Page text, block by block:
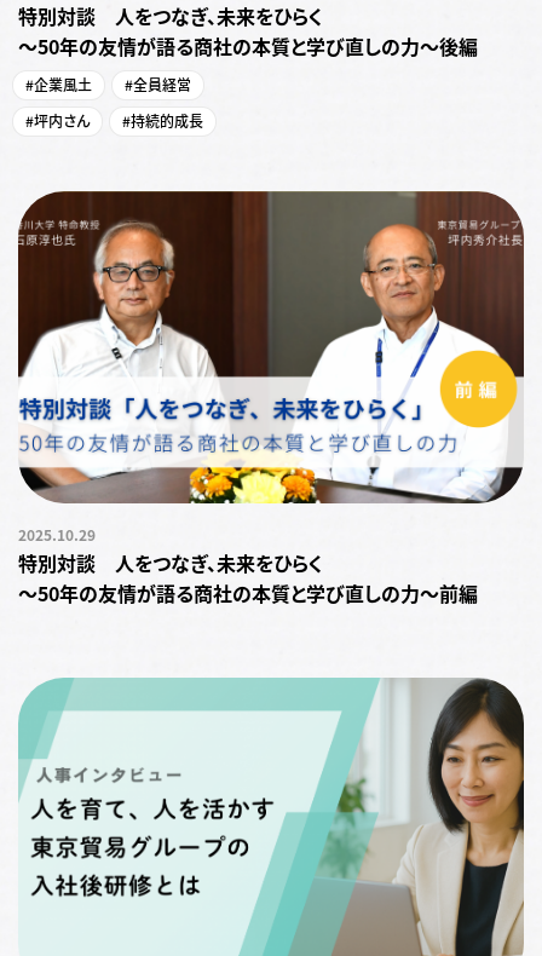
特別対談 人をつなぎ、未来をひらく
～50年の友情が語る商社の本質と学び直しの力〜後編
#企業風土
#全員経営
#坪内さん
#持続的成長
2025.10.29
特別対談 人をつなぎ、未来をひらく
～50年の友情が語る商社の本質と学び直しの力〜前編